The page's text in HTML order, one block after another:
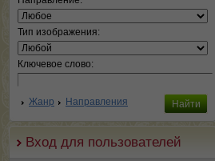
Тип изображения:
Ключевое слово:
Жанр Направления
Вход для пользователей